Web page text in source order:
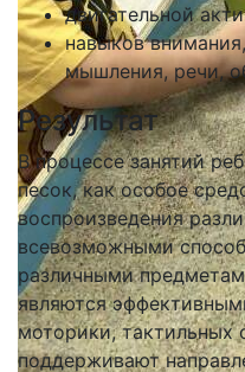
двигательной
навыков
мышления, речи,
Результат
В процессе занятий
песок, как особое
воспроизведения
всевозможными
различными
являются
моторики,
поддерживают